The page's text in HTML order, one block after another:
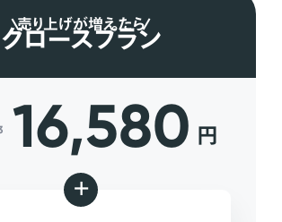
売り上げが増えたら
グロースプラン
16,580 円
+